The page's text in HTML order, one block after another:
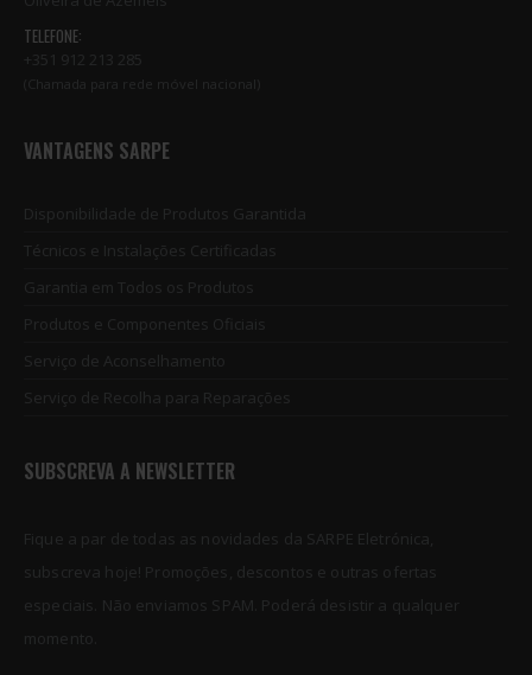
TELEFONE:
+351 912 213 285
(Chamada para rede móvel nacional)
VANTAGENS SARPE
Disponibilidade de Produtos Garantida
Técnicos e Instalações Certificadas
Garantia em Todos os Produtos
Produtos e Componentes Oficiais
Serviço de Aconselhamento
Serviço de Recolha para Reparações
SUBSCREVA A NEWSLETTER
Fique a par de todas as novidades da SARPE Eletrónica,
subscreva hoje! Promoções, descontos e outras ofertas
especiais. Não enviamos SPAM. Poderá desistir a qualquer
momento.